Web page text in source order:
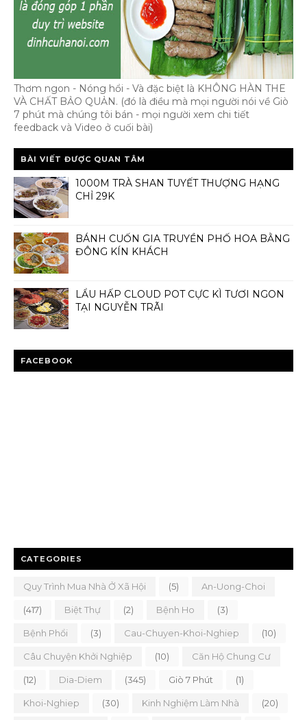
Thơm ngon - Nóng hổi - Và đặc biệt là KHÔNG HÀN THE
VÀ CHẤT BẢO QUẢN. (đó là điều mà mọi người nói về Giò
7 phút mà chúng tôi bán - mọi người xem chi tiết
feedback và Video ở cuối bài)
BÀI VIẾT ĐƯỢC QUAN TÂM
1000M TRÀ SHAN TUYẾT THƯỢNG HẠNG
CHỈ 29K
BÁNH CUỐN GIA TRUYỀN PHỐ HOA BẰNG
ĐÔNG KÍN KHÁCH
LẨU HẤP CLOUD POT CỰC KÌ TƯƠI NGON
TẠI NGUYỄN TRÃI
FACEBOOK
CATEGORIES
Quy Trình Mua Nhà Ở Xã Hội (5) An-Uong-Choi
(417) Biệt Thự (2) Bệnh Ho (3)
Bệnh Phổi (3) Cau-Chuyen-Khoi-Nghiep (10)
Câu Chuyện Khởi Nghiệp (10) Căn Hộ Chung Cư
(12) Dia-Diem (345) Giò 7 Phút (1)
Khoi-Nghiep (30) Kinh Nghiệm Làm Nhà (20)